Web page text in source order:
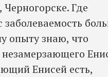
Где
опыту знаю, что
Енисей есть,